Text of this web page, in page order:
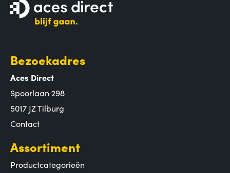
Bezoekadres
Aces Direct
Spoorlaan 298
5017 JZ Tilburg
Contact
Assortiment
Productcategorieën